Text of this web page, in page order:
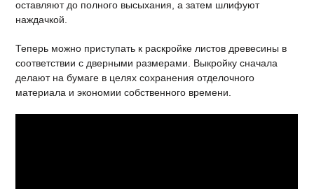
оставляют до полного высыхания, а затем шлифуют
наждачкой.
Теперь можно приступать к раскройке листов древесины в
соответствии с дверными размерами. Выкройку сначала
делают на бумаге в целях сохранения отделочного
материала и экономии собственного времени.